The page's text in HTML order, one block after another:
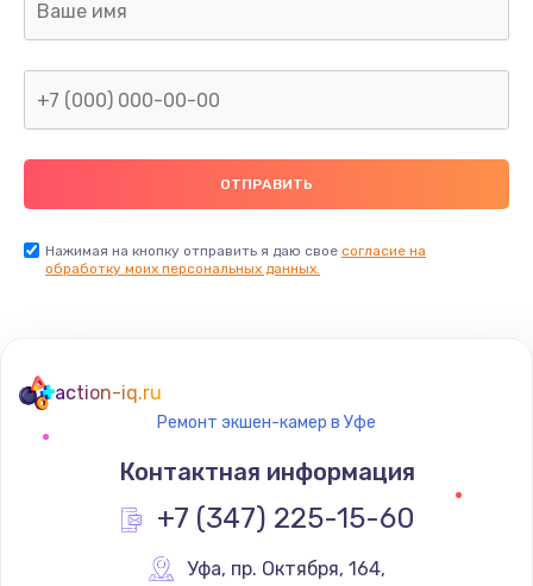
Нажимая на кнопку отправить я даю свое согласие на
обработку моих персональных данных.
action-iq.ru
Ремонт экшен-камер в Уфе
Контактная информация
+7 (347) 225-15-60
Уфа, пр. Октября, 164,